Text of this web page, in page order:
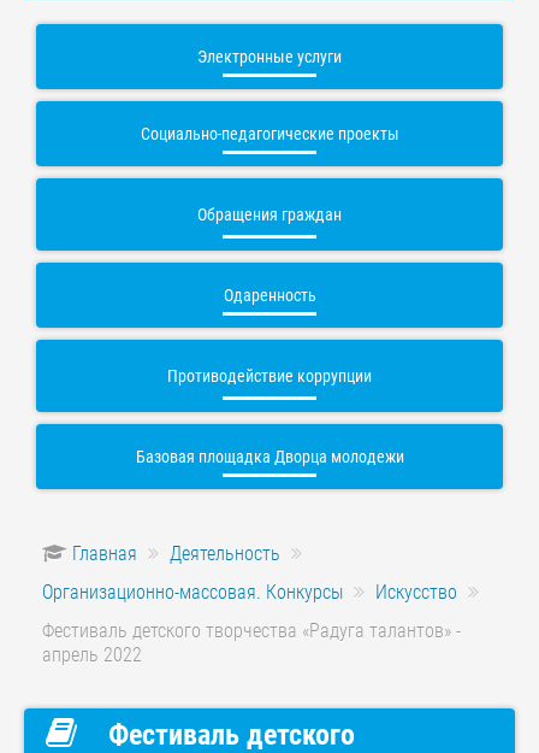
Электронные услуги
Социально-педагогические проекты
Обращения граждан
Одаренность
Противодействие коррупции
Базовая площадка Дворца молодежи
Главная
Деятельность
Организационно-массовая. Конкурсы
Искусство
Фестиваль детского творчества «Радуга талантов» -
апрель 2022
Фестиваль детского